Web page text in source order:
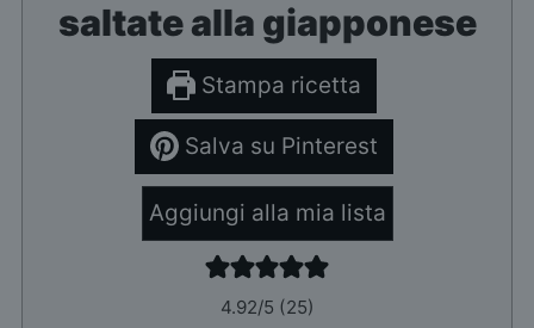
saltate alla giapponese
Stampa ricetta
Salva su Pinterest
Aggiungi alla mia lista
4.92/5 (25)